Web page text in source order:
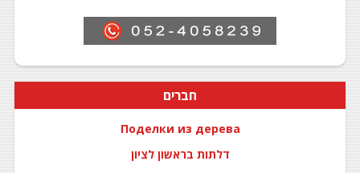
חברים
Поделки из дерева
דלתות בראשון לציון